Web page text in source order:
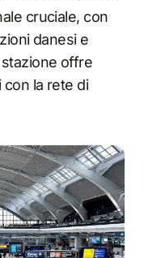
cruciale, con
danesi e
stazione offre
la rete di